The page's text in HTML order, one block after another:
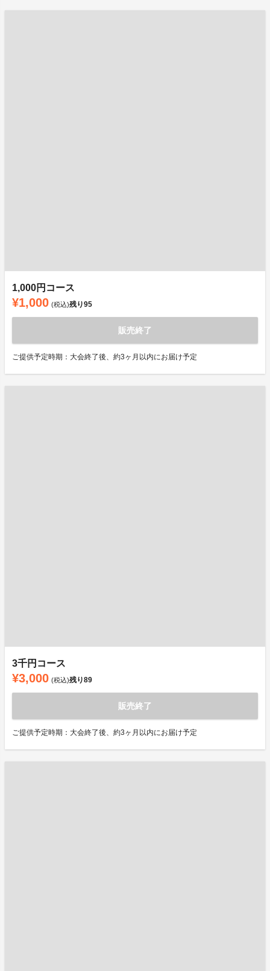
1,000円コース
¥1,000 (税込)残り95
販売終了
ご提供予定時期：大会終了後、約3ヶ月以内にお届け予定
3千円コース
¥3,000 (税込)残り89
販売終了
ご提供予定時期：大会終了後、約3ヶ月以内にお届け予定